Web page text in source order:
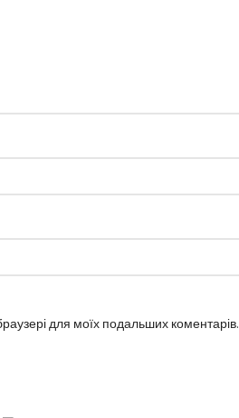
для моїх подальших коментарів.